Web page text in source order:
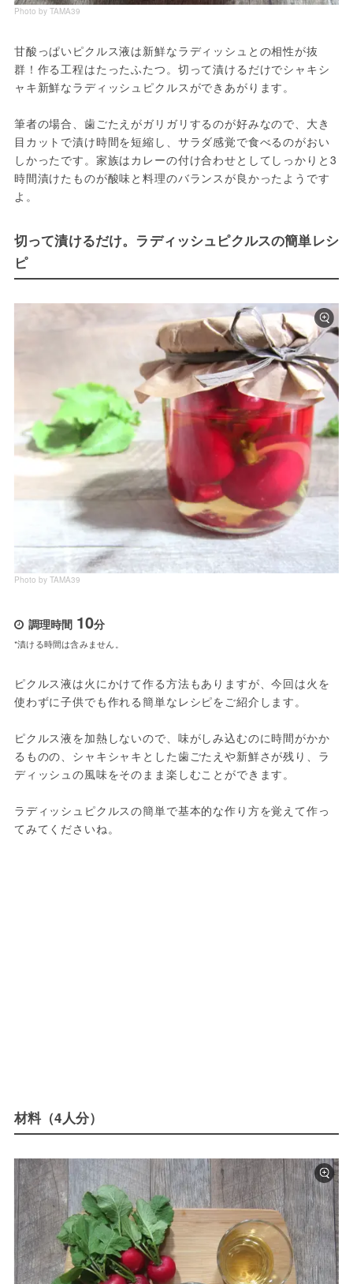
Photo by TAMA39
甘酸っぱいピクルス液は新鮮なラディッシュとの相性が抜
群！作る工程はたったふたつ。切って漬けるだけでシャキシ
ャキ新鮮なラディッシュピクルスができあがります。
筆者の場合、歯ごたえがガリガリするのが好みなので、大き
目カットで漬け時間を短縮し、サラダ感覚で食べるのがおい
しかったです。家族はカレーの付け合わせとしてしっかりと3
時間漬けたものが酸味と料理のバランスが良かったようです
よ。
切って漬けるだけ。ラディッシュピクルスの簡単レシ
ピ
Photo by TAMA39
調理時間 10分
*漬ける時間は含みません。
ピクルス液は火にかけて作る方法もありますが、今回は火を
使わずに子供でも作れる簡単なレシピをご紹介します。
ピクルス液を加熱しないので、味がしみ込むのに時間がかか
るものの、シャキシャキとした歯ごたえや新鮮さが残り、ラ
ディッシュの風味をそのまま楽しむことができます。
ラディッシュピクルスの簡単で基本的な作り方を覚えて作っ
てみてくださいね。
材料（4人分）